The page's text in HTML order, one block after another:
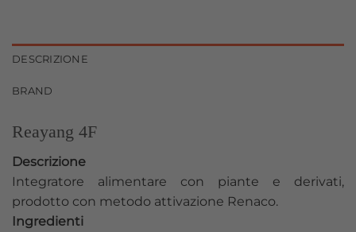
DESCRIZIONE
BRAND
Reayang 4F
Descrizione
Integratore alimentare con piante e derivati,
prodotto con metodo attivazione Renaco.
Ingredienti